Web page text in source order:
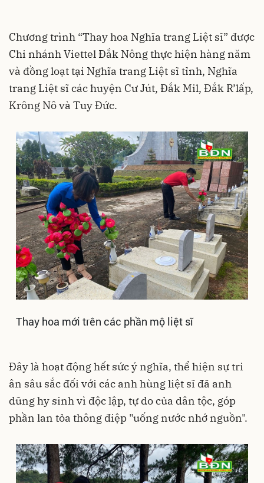
Chương trình “Thay hoa Nghĩa trang Liệt sĩ” được
Chi nhánh Viettel Đắk Nông thực hiện hàng năm
và đồng loạt tại Nghĩa trang Liệt sĩ tỉnh, Nghĩa
trang Liệt sĩ các huyện Cư Jút, Đắk Mil, Đắk R’lấp,
Krông Nô và Tuy Đức.
Thay hoa mới trên các phần mộ liệt sĩ
Đây là hoạt động hết sức ý nghĩa, thể hiện sự tri
ân sâu sắc đối với các anh hùng liệt sĩ đã anh
dũng hy sinh vì độc lập, tự do của dân tộc, góp
phần lan tỏa thông điệp "uống nước nhớ nguồn".